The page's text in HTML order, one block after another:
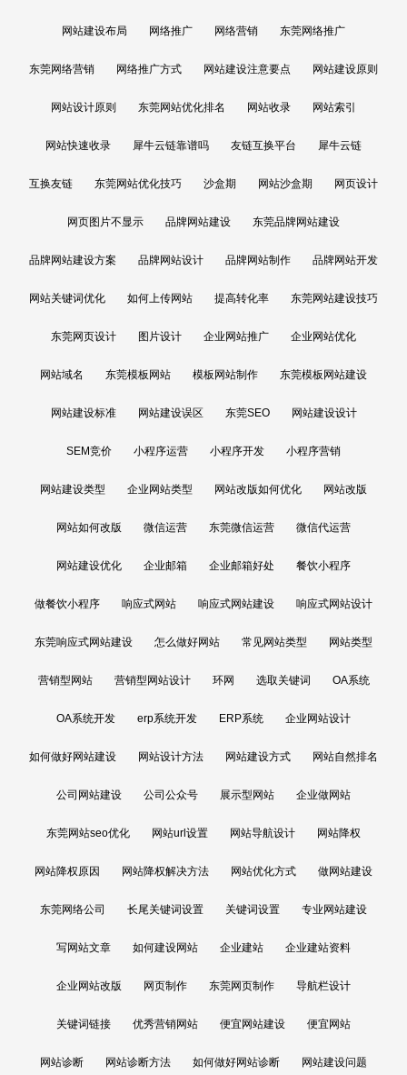
网站建设布局 网络推广 网络营销 东莞网络推广
东莞网络营销 网络推广方式 网站建设注意要点 网站建设原则
网站设计原则 东莞网站优化排名 网站收录 网站索引
网站快速收录 犀牛云链靠谱吗 友链互换平台 犀牛云链
互换友链 东莞网站优化技巧 沙盒期 网站沙盒期 网页设计
网页图片不显示 品牌网站建设 东莞品牌网站建设
品牌网站建设方案 品牌网站设计 品牌网站制作 品牌网站开发
网站关键词优化 如何上传网站 提高转化率 东莞网站建设技巧
东莞网页设计 图片设计 企业网站推广 企业网站优化
网站域名 东莞模板网站 模板网站制作 东莞模板网站建设
网站建设标准 网站建设误区 东莞SEO 网站建设设计
SEM竞价 小程序运营 小程序开发 小程序营销
网站建设类型 企业网站类型 网站改版如何优化 网站改版
网站如何改版 微信运营 东莞微信运营 微信代运营
网站建设优化 企业邮箱 企业邮箱好处 餐饮小程序
做餐饮小程序 响应式网站 响应式网站建设 响应式网站设计
东莞响应式网站建设 怎么做好网站 常见网站类型 网站类型
营销型网站 营销型网站设计 环网 选取关键词 OA系统
OA系统开发 erp系统开发 ERP系统 企业网站设计
如何做好网站建设 网站设计方法 网站建设方式 网站自然排名
公司网站建设 公司公众号 展示型网站 企业做网站
东莞网站seo优化 网站url设置 网站导航设计 网站降权
网站降权原因 网站降权解决方法 网站优化方式 做网站建设
东莞网络公司 长尾关键词设置 关键词设置 专业网站建设
写网站文章 如何建设网站 企业建站 企业建站资料
企业网站改版 网页制作 东莞网页制作 导航栏设计
关键词链接 优秀营销网站 便宜网站建设 便宜网站
网站诊断 网站诊断方法 如何做好网站诊断 网站建设问题